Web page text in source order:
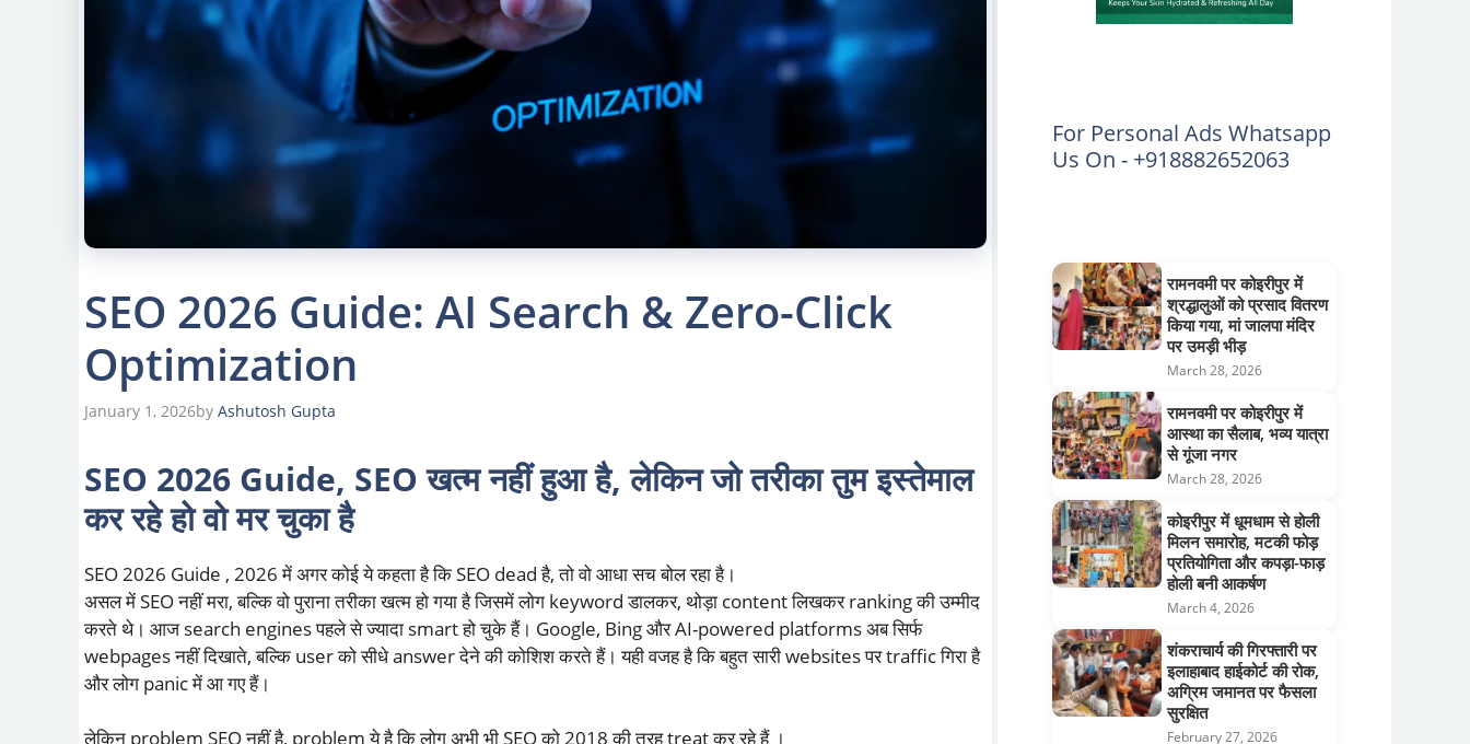
SEO 2026 Guide: AI Search & Zero-Click
Optimization
January 1, 2026by Ashutosh Gupta
SEO 2026 Guide, SEO खत्म नहीं हुआ है, लेकिन जो तरीका तुम इस्तेमाल
कर रहे हो वो मर चुका है
SEO 2026 Guide , 2026 में अगर कोई ये कहता है कि SEO dead है, तो वो आधा सच बोल रहा है।
असल में SEO नहीं मरा, बल्कि वो पुराना तरीका खत्म हो गया है जिसमें लोग keyword डालकर, थोड़ा content लिखकर ranking की उम्मीद
करते थे। आज search engines पहले से ज्यादा smart हो चुके हैं। Google, Bing और AI-powered platforms अब सिर्फ
webpages नहीं दिखाते, बल्कि user को सीधे answer देने की कोशिश करते हैं। यही वजह है कि बहुत सारी websites पर traffic गिरा है
और लोग panic में आ गए हैं।
लेकिन problem SEO नहीं है, problem ये है कि लोग अभी भी SEO को 2018 की तरह treat कर रहे हैं ।
For Personal Ads Whatsapp
Us On - +918882652063
रामनवमी पर कोइरीपुर में
श्रद्धालुओं को प्रसाद वितरण
किया गया, मां जालपा मंदिर
पर उमड़ी भीड़
March 28, 2026
रामनवमी पर कोइरीपुर में
आस्था का सैलाब, भव्य यात्रा
से गूंजा नगर
March 28, 2026
कोइरीपुर में धूमधाम से होली
मिलन समारोह, मटकी फोड़
प्रतियोगिता और कपड़ा-फाड़
होली बनी आकर्षण
March 4, 2026
शंकराचार्य की गिरफ्तारी पर
इलाहाबाद हाईकोर्ट की रोक,
अग्रिम जमानत पर फैसला
सुरक्षित
February 27, 2026